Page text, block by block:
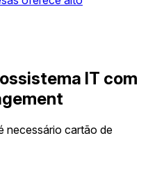
IT com
necessário cartão de